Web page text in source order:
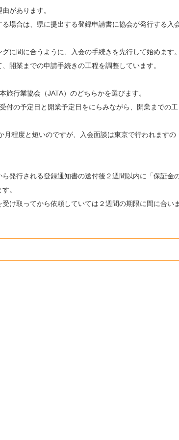
があります。
場合は、県に提出する登録申請書に協会が発行する入
に間に合うように、入会の手続きを先行して始めます
開業までの申請手続きの工程を調整しています。
行業協会（JATA）のどちらかを選びます。
付の予定日と開業予定日をにらみながら、開業までの工
程度と短いのですが、入会面談は東京で行われますの
発行される登録通知書の送付後２週間以内に「保証金
。
け取ってから依頼していては２週間の期限に間に合い